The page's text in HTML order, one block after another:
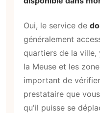
Oui, le service de
généralement
quartiers de la ville,
la Meuse et les
important de
prestataire que
qu'il puisse se